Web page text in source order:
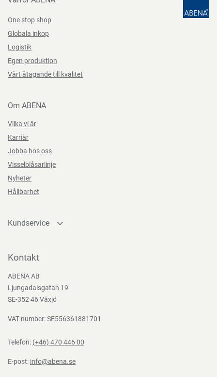
One stop shop
Globala inkop
Logistik
Egen produktion
Vårt åtagande till kvalitet
Om ABENA
Vilka vi är
Karriär
Jobba hos oss
Visselblåsarlinje
Nyheter
Hållbarhet
Kundservice
Bli kund
Nedladdningar
Kontakt
ABENA AB
Ljungadalsgatan 19
SE-352 46 Växjö
VAT number: SE556361881701
Telefon: (+46) 470 446 00
E-post: info@abena.se